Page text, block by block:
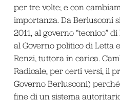
per tre volte; e con
importanza. Da Berlusconi
2011, al governo “tecnico”
al Governo politico di Letta
Renzi, tuttora in carica.
Radicale, per certi versi, il
Governo Berlusconi)
fine di un sistema